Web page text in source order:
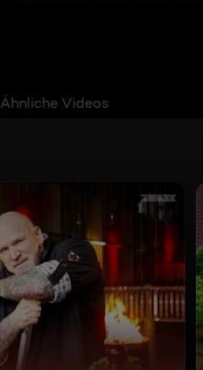
Ähnliche Videos